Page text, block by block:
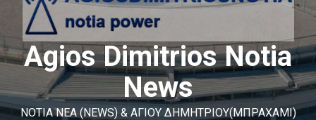
Agios Dimitrios Notia
News
ΝΟΤΙΑ ΝΕΑ (NEWS) & ΑΓΙΟΥ ΔΗΜΗΤΡΙΟΥ(ΜΠΡΑΧΑΜΙ)